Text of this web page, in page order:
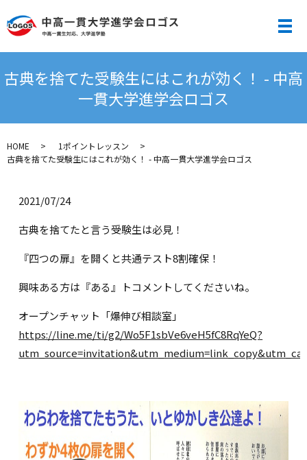
メ
古典を捨てた受験生にはこれが効く！ - 中高
一貫大学進学会ロゴス
HOME
1ポイントレッスン
古典を捨てた受験生にはこれが効く！ - 中高一貫大学進学会ロゴス
2021/07/24
古典を捨てたと言う受験生は必見！
『四つの扉』を開くと共通テスト8割確保！
興味ある方は『ある』トコメントしてくださいね。
オープンチャット「爆伸び相談室」
https://line.me/ti/g2/Wo5F1sbVe6veH5fC8RqYeQ?